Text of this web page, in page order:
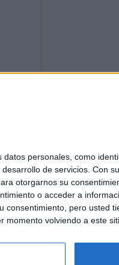
personales, como
de servicios. Con
otorgarnos su
o acceder a
pero usted
volviendo a este
|Política de cookies
[ESPAÑA] - Tel. +34 91